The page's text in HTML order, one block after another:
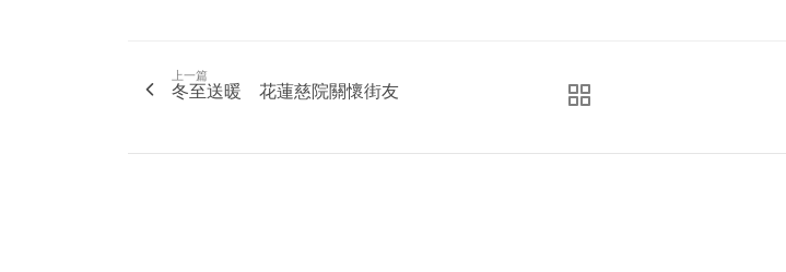
上一篇
冬至送暖 花蓮慈院關懷街友